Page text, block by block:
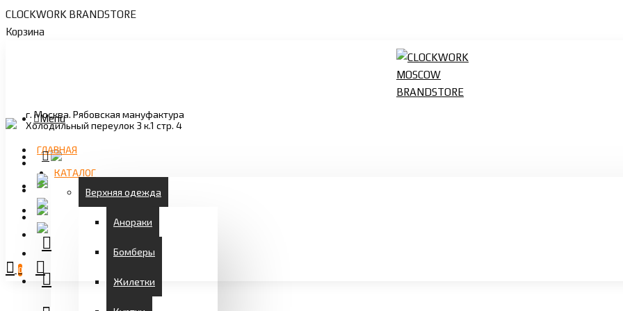
CLOCKWORK BRANDSTORE
Корзина
г. Москва. Рябовская мануфактура
Холодильный переулок 3 к.1 стр. 4
Menu
ГЛАВНАЯ
КАТАЛОГ
Верхняя одежда
Анораки
Бомберы
Жилетки
0